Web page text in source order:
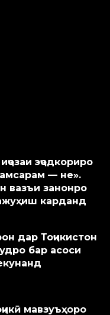
эҷодкориро
— не».
вазъи занонро
карданд
дар Тоҷикистон
бар асоси
мавзуъҳоро